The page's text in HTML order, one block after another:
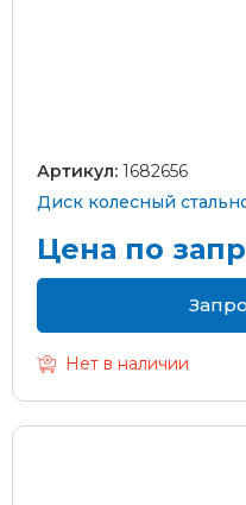
Артикул: 1682656
Диск колесный
Цена по
Нет в наличии